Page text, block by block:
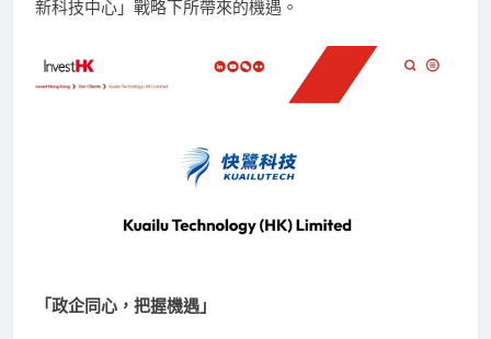
新科技中心」戰略下所帶來的機遇。
「政企同心，把握機遇」